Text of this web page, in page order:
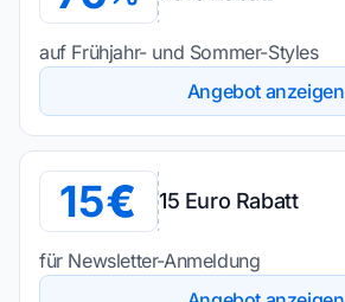
auf Frühjahr- und Sommer-Styles
Angebot anzeigen
15 15 Euro Rabatt
für Newsletter-Anmeldung